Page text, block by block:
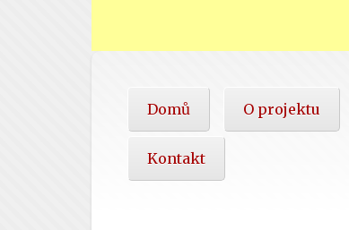
Domů O projektu
Kontakt